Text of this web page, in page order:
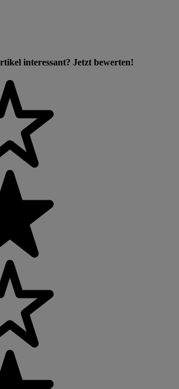
interessant? Jetzt bewerten!